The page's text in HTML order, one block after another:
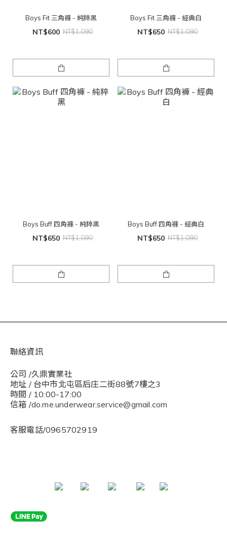
Boys Fit 三角褲 - 純粹黑
NT$600 NT$1,090
Boys Fit 三角褲 - 經典白
NT$650 NT$1,090
Boys Buff 四角褲 - 純粹黑
NT$650 NT$1,090
Boys Buff 四角褲 - 經典白
NT$650 NT$1,090
聯絡資訊
公司 /久鼎實業社
地址 / 台中市北屯區后庄二街88號7樓之3
時間 / 10:00-17:00
信箱 /do.me.underwear.service@gmail.com
客服電話/0965702919